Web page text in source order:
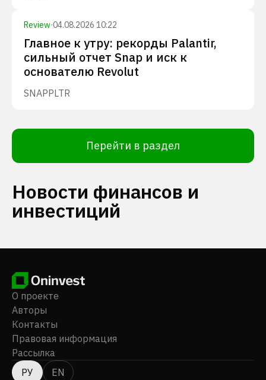
Review·04.08.2026 10:22
Главное к утру: рекорды Palantir,
сильный отчет Snap и иск к
основателю Revolut
SNAPPLTR
Перейти в раздел
Новости финансов и
инвестиций
О проекте
Авторы
Контакты
Правовая информация
Рассылка
РУ
EN